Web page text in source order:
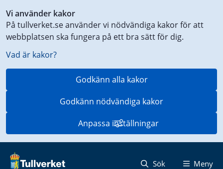
Vi använder kakor
På tullverket.se använder vi nödvändiga kakor för att
webbplatsen ska fungera på ett bra sätt för dig.
Vad är kakor?
Godkänn alla kakor
Godkänn nödvändiga kakor
Anpassa inställningar
till
innehåll
på
aktuell
Sök Meny